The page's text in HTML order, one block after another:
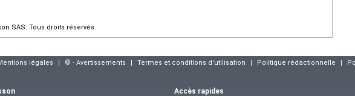
SAS. Tous droits réservés.
légales | © - Avertissements | Termes et conditions d'utilisation | Politique rédactionnelle |
Accès rapides